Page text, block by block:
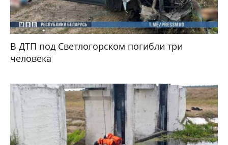
В ДТП под Светлогорском погибли три
человека